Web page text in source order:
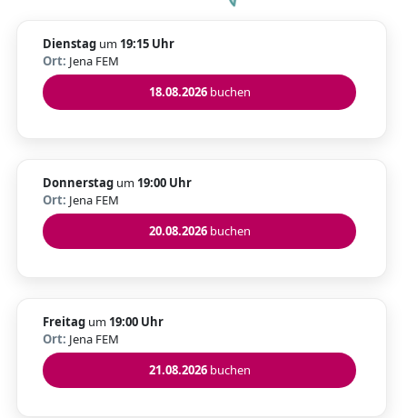
Dienstag um 19:15 Uhr
Ort: Jena FEM
18.08.2026buchen
Donnerstag um 19:00 Uhr
Ort: Jena FEM
20.08.2026buchen
Freitag um 19:00 Uhr
Ort: Jena FEM
21.08.2026buchen